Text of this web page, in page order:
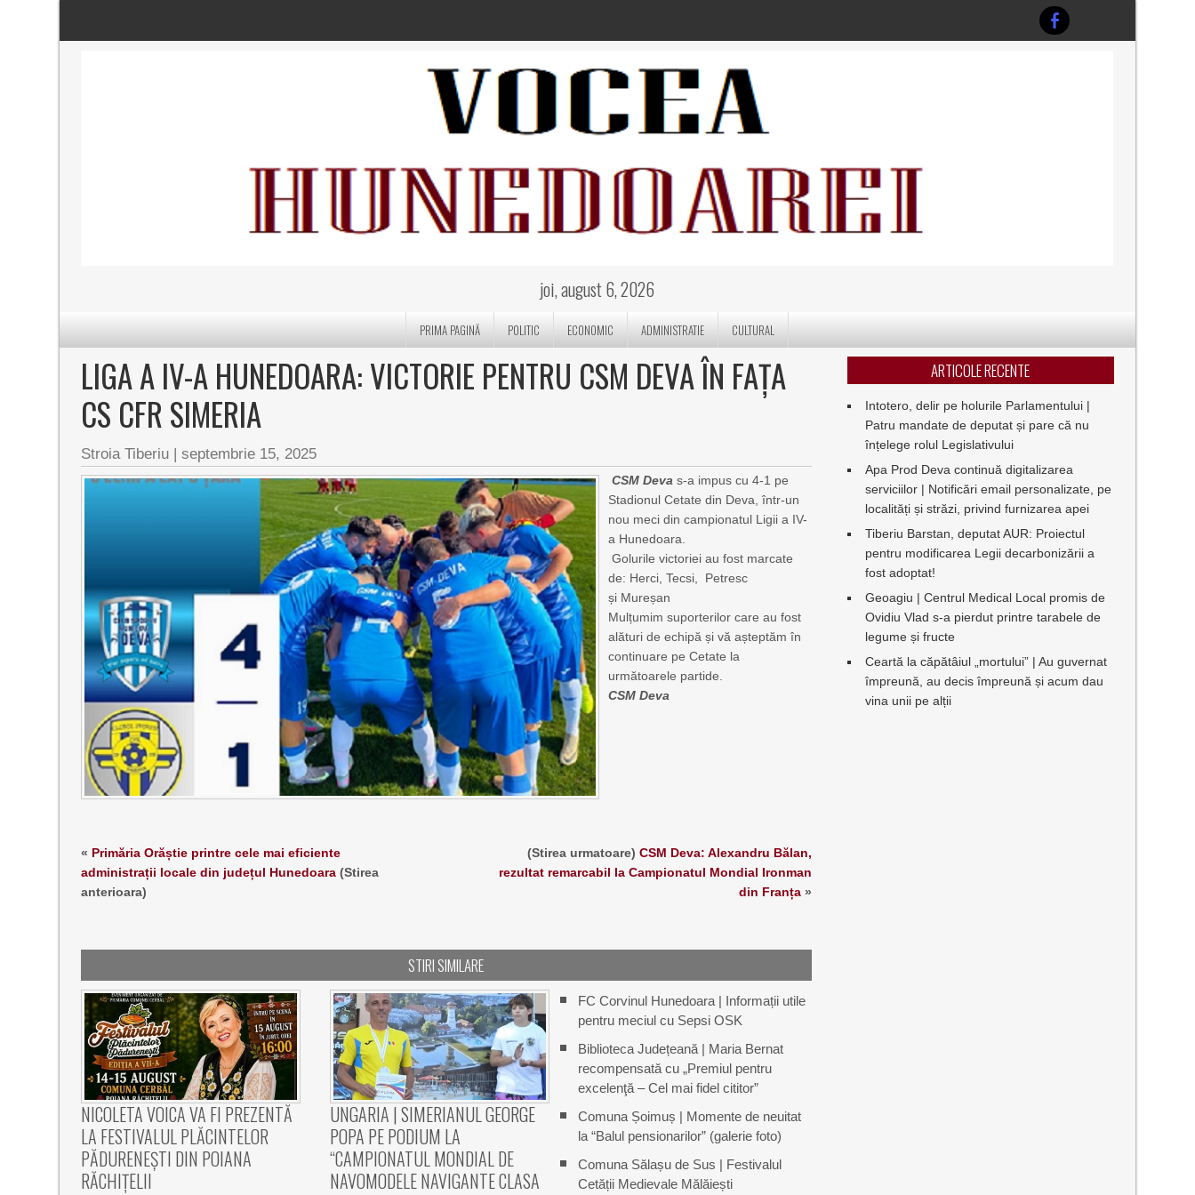
joi, august 6, 2026
PRIMA PAGINĂ POLITIC ECONOMIC ADMINISTRATIE CULTURAL
LIGA A IV-A HUNEDOARA: VICTORIE PENTRU CSM DEVA ÎN FAȚA
CS CFR SIMERIA
Stroia Tiberiu |septembrie 15, 2025
CSM Deva s-a impus cu 4-1 pe
Stadionul Cetate din Deva, într-un
nou meci din campionatul Ligii a IV-
a Hunedoara.
Golurile victoriei au fost marcate
de: Herci, Tecsi, Petresc
și Mureșan
Mulțumim suporterilor care au fost
alături de echipă și vă așteptăm în
continuare pe Cetate la
următoarele partide.
CSM Deva
« Primăria Orăștie printre cele mai eficiente
administrații locale din județul Hunedoara (Stirea
anterioara)
(Stirea urmatoare) CSM Deva: Alexandru Bălan,
rezultat remarcabil la Campionatul Mondial Ironman
din Franța»
STIRI SIMILARE
NICOLETA VOICA VA FI PREZENTĂ
LA FESTIVALUL PLĂCINTELOR
PĂDURENEȘTI DIN POIANA
RĂCHIȚELII
UNGARIA | SIMERIANUL GEORGE
POPA PE PODIUM LA
“CAMPIONATUL MONDIAL DE
NAVOMODELE NAVIGANTE CLASA
FC Corvinul Hunedoara | Informații utile
pentru meciul cu Sepsi OSK
Biblioteca Județeană | Maria Bernat
recompensată cu „Premiul pentru
excelenţă – Cel mai fidel cititor”
Comuna Șoimuș | Momente de neuitat
la “Balul pensionarilor” (galerie foto)
Comuna Sălașu de Sus | Festivalul
Cetății Medievale Mălăiești
ARTICOLE RECENTE
Intotero, delir pe holurile Parlamentului |
Patru mandate de deputat și pare că nu
înțelege rolul Legislativului
Apa Prod Deva continuă digitalizarea
serviciilor | Notificări email personalizate, pe
localități și străzi, privind furnizarea apei
Tiberiu Barstan, deputat AUR: Proiectul
pentru modificarea Legii decarbonizării a
fost adoptat!
Geoagiu | Centrul Medical Local promis de
Ovidiu Vlad s-a pierdut printre tarabele de
legume și fructe
Ceartă la căpătâiul „mortului” | Au guvernat
împreună, au decis împreună și acum dau
vina unii pe alții